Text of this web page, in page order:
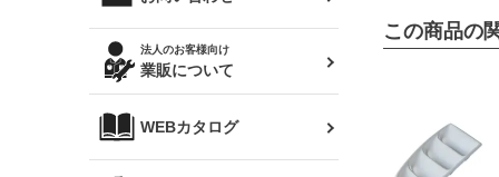
マフラー
レビン
トレノ
マークX
クラウン
クラウンマジェスタ
ワンビア
タオル
帽子
クーポンを見る
閲覧履歴
ニュースレターお申し込み
法人のお客様向け
業販について
WEBカタログ
この商品の